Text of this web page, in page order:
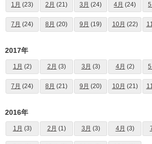
1月 (23) 2月 (21) 3月 (24) 4月 (24) 5
7月 (24) 8月 (20) 9月 (19) 10月 (22)
2017年
1月 (2) 2月 (3) 3月 (3) 4月 (2) 5
7月 (24) 8月 (21) 9月 (20) 10月 (21)
2016年
1月 (3) 2月 (1) 3月 (3) 4月 (3)